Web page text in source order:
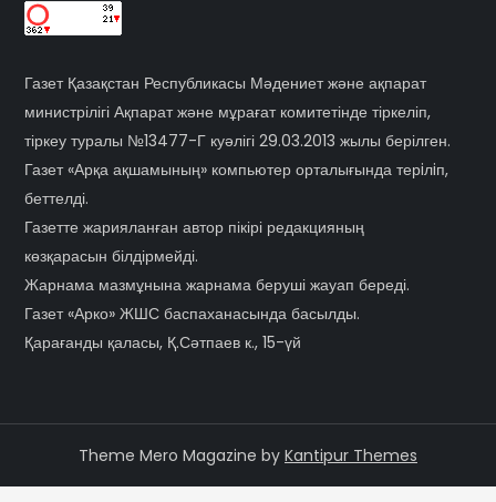
Газет Қазақстан Республикасы Мәдениет және ақпарат
министрілігі Ақпарат және мұрағат комитетінде тіркеліп,
тіркеу туралы №13477-Г куәлігі 29.03.2013 жылы берілген.
Газет «Арқа ақшамының» компьютер орталығында терiлiп,
беттелді.
Газетте жарияланған автор пікірі редакцияның
көзқарасын білдірмейді.
Жарнама мазмұнына жарнама беруші жауап береді.
Газет «Арко» ЖШС баспаханасында басылды.
Қарағанды қаласы, Қ.Сәтпаев к., 15-үй
Theme Mero Magazine by Kantipur Themes